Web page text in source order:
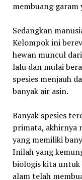
membuang
Sedangkan
Kelompok ini
hewan muncul
lalu dan mulai
spesies menjauh
banyak air asin.
Banyak spesies
primata, akhirnya
yang memiliki
Inilah yang
biologis kita untuk
alam telah